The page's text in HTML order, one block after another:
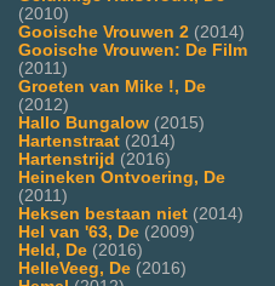
(2010)
Gooische Vrouwen 2 (2014)
Gooische Vrouwen: De Film
(2011)
Groeten van Mike !, De
(2012)
Hallo Bungalow (2015)
Hartenstraat (2014)
Hartenstrijd (2016)
Heineken Ontvoering, De
(2011)
Heksen bestaan niet (2014)
Hel van '63, De (2009)
Held, De (2016)
HelleVeeg, De (2016)